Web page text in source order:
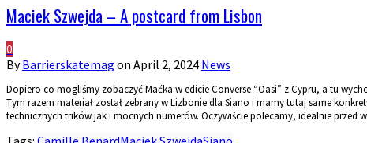
Maciek Szwejda – A postcard from Lisbon
0
ByBarrierskatemag on April 2, 2024 News
Dopiero co mogliśmy zobaczyć Maćka w edicie Converse “Oasi” z Cypru, a tu
Tym razem materiał został zebrany w Lizbonie dla Siano i mamy tutaj same
technicznych trików jak i mocnych numerów. Oczywiście polecamy, idealnie przed